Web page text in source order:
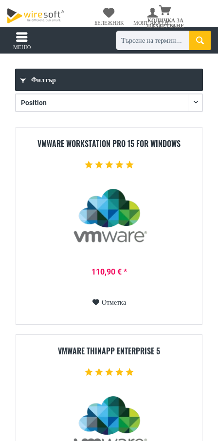
КОЛИЧКА ЗА
ПАЗАРУВАНЕ
БЕЛЕЖНИК МОЯТ АКАУНТ
МЕНЮ
Филтър
VMWARE WORKSTATION PRO 15 FOR WINDOWS
110,90 € *
Отметка
VMWARE THINAPP ENTERPRISE 5